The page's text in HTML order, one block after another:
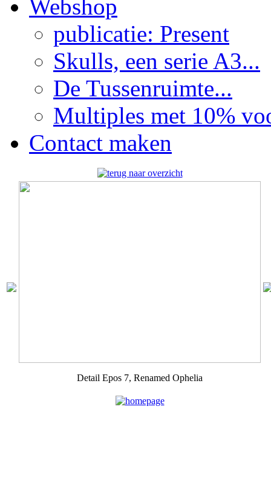
Webshop
publicatie: Present
Skulls, een serie A3...
De Tussenruimte...
Multiples met 10%
Contact maken
Detail Epos 7, Renamed Ophelia